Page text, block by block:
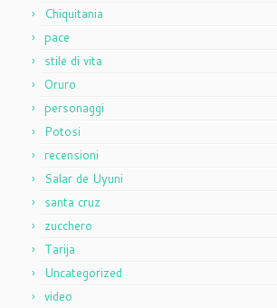
Chiquitania
pace
stile di vita
Oruro
personaggi
Potosi
recensioni
Salar de Uyuni
santa cruz
zucchero
Tarija
Uncategorized
video